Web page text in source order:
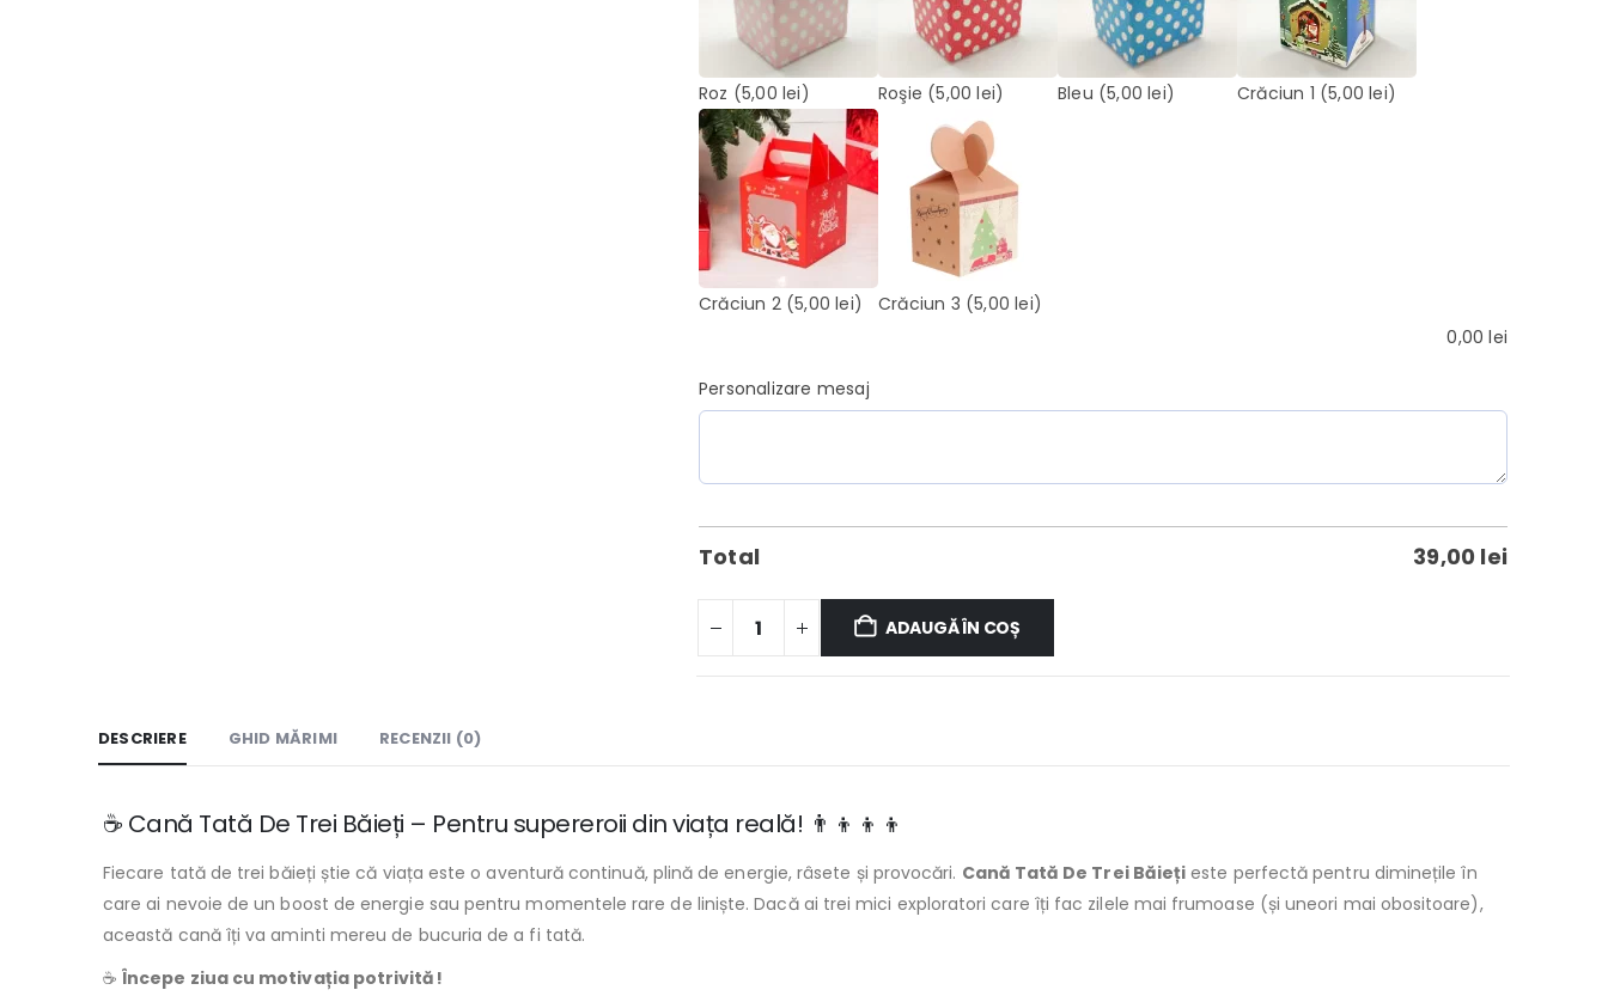
Roz (5,00 lei) Roşie (5,00 lei) Bleu (5,00 lei) Crăciun 1 (5,00 lei)
Crăciun 2(5,00 lei) Crăciun 3 (5,00 lei)
0,00lei
Personalizare mesaj
Total 39,00 lei
ADAUGĂ ÎN COȘ
DESCRIERE GHID MĂRIMI RECENZII (0)
☕ Cană Tată De Trei Băieți – Pentru supereroii din viața reală! 👨‍👦‍👦‍👦
Fiecare tată de trei băieți știe că viața este o aventură continuă, plină de energie, râsete și provocări. Cană Tată De Trei Băieți este perfectă pentru diminețile în
care ai nevoie de un boost de energie sau pentru momentele rare de liniște. Dacă ai trei mici exploratori care îți fac zilele mai frumoase (și uneori mai obositoare),
această cană îți va aminti mereu de bucuria de a fi tată.
☕Începe ziua cu motivația potrivită!